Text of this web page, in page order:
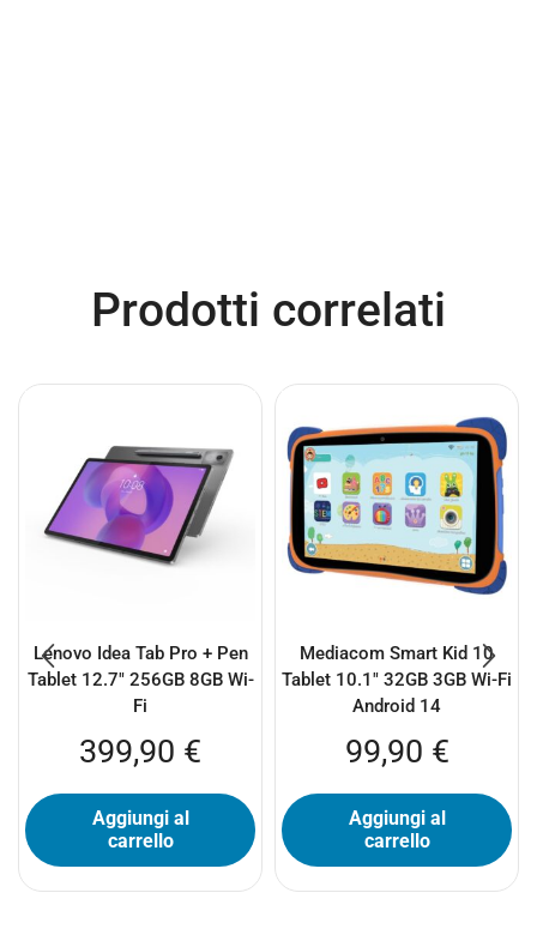
Prodotti correlati
Lenovo Idea Tab Pro + Pen
Tablet 12.7″ 256GB 8GB Wi-
Fi
399,90 €
Aggiungi al
carrello
Mediacom Smart Kid 10
Tablet 10.1″ 32GB 3GB Wi-Fi
Android 14
99,90 €
Aggiungi al
carrello